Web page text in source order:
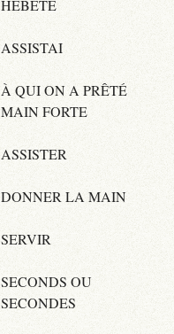
HÉBÉTÉ
ASSISTAI
À QUI ON A PRÊTÉ
MAIN FORTE
ASSISTER
DONNER LA MAIN
SERVIR
SECONDS OU
SECONDES